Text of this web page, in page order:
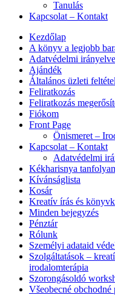
Tanulás
Kapcsolat – Kontakt
Kezdőlap
A könyv a legjobb
Adatvédelmi
Ajándék
Általános üzleti
Feliratkozás
Feliratkozás
Fiókom
Front Page
Önismeret –
Kapcsolat – Kontakt
Adatvédelmi
Kékharisnya
Kívánságlista
Kosár
Kreatív írás és
Minden bejegyzés
Pénztár
Rólunk
Személyi adataid
Szolgáltatások –
irodalomterápia
Szorongásoldó
Všeobecné